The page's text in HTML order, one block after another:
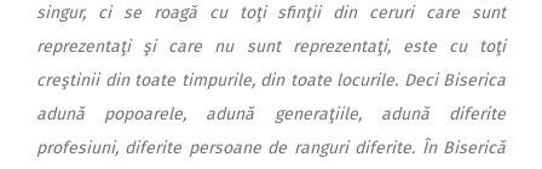
singur, ci se roagă cu toţi sfinţii din ceruri care sunt
reprezentaţi şi care nu sunt reprezentaţi, este cu toţi
creştinii din toate timpurile, din toate locurile. Deci Biserica
adună popoarele, adună generaţiile, adună diferite
profesiuni, diferite persoane de ranguri diferite. În Biserică